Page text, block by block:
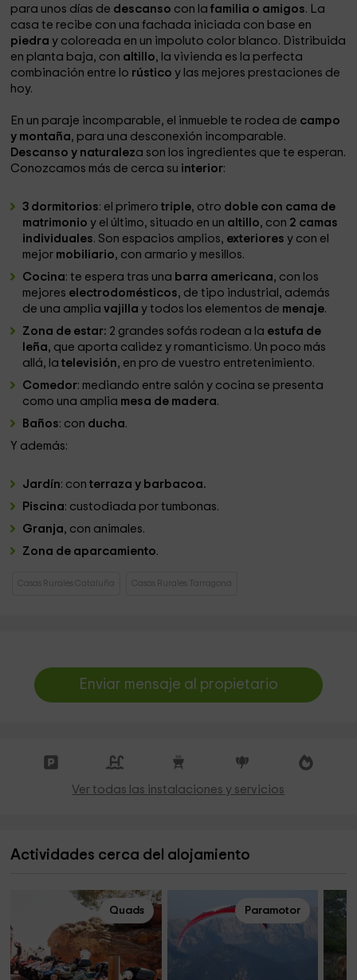
para unos días de descanso con lafamilia o amigos. La
casa te recibe con una fachada iniciada con base en
piedray coloreada en un impoluto color blanco. Distribuida
en planta baja, con altillo, la vivienda es la perfecta
combinación entre lo rústicoy las mejores prestaciones de
hoy.
En un paraje incomparable, el inmueble te rodea de campo
y montaña, para una desconexión incomparable.
Descanso y naturaleza son los ingredientes que te esperan.
Conozcamos más de cerca su interior:
3 dormitorios: el primerotriple, otro doble con cama de
matrimonio y el último, situado en un altillo, con 2 camas
individuales. Son espacios amplios, exterioresy con el
mejor mobiliario, con armario y mesillos.
Cocina: te espera tras una barra americana, con los
mejores electrodomésticos, de tipo industrial, además
de una ampliavajillay todos los elementos de menaje.
Zona de estar: 2 grandes sofás rodean a la estufa de
leña, que aporta calidez y romanticismo. Un poco más
allá, latelevisión, en pro de vuestro entretenimiento.
Comedor: mediando entre salón y cocina se presenta
como una amplia mesa de madera.
Baños: con ducha.
Y además:
Jardín: conterraza y barbacoa.
Piscina: custodiada por tumbonas.
Granja, con animales.
Zona de aparcamiento.
Casas Rurales Cataluña Casas Rurales Tarragona
Enviar mensaje al propietario
Ver todas las instalaciones y servicios
Actividades cerca del alojamiento
Quads Paramotor